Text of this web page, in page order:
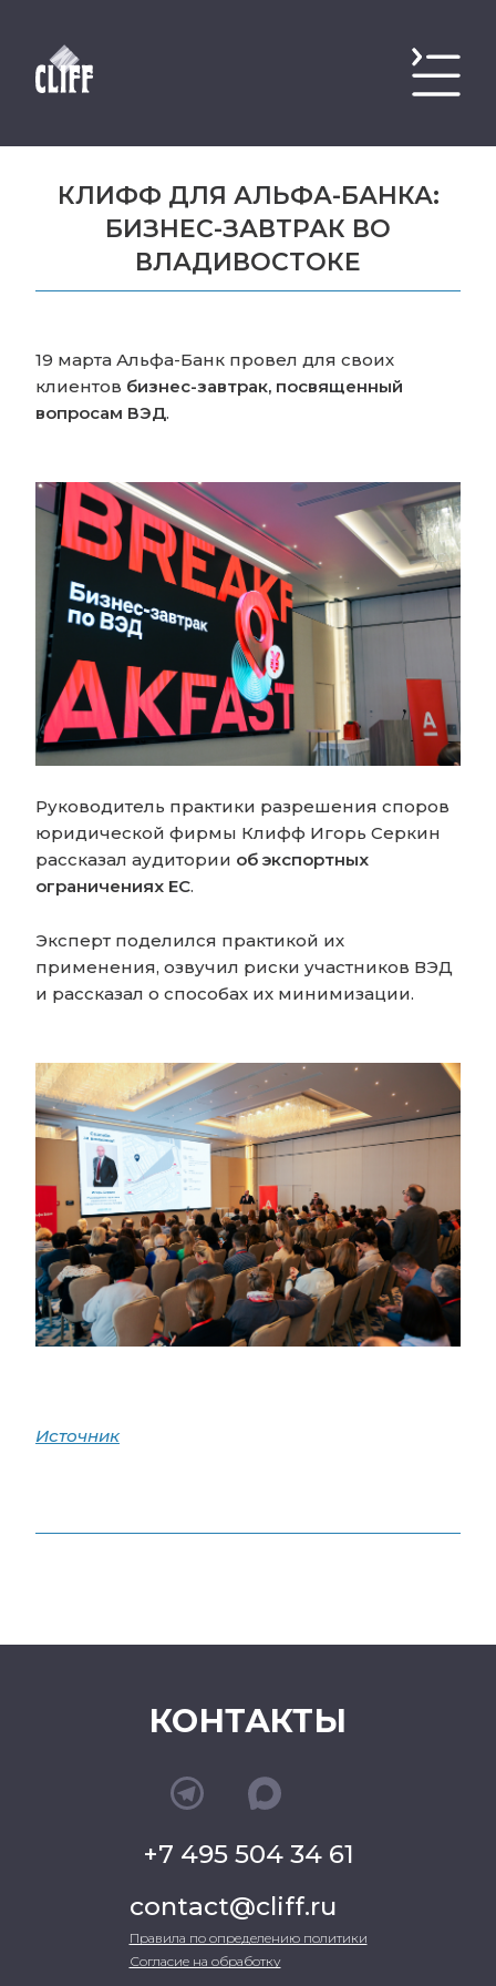
КЛИФФ ДЛЯ АЛЬФА-БАНКА:
БИЗНЕС-ЗАВТРАК ВО
ВЛАДИВОСТОКЕ
19 марта Альфа-Банк провел для своих
клиентов бизнес-завтрак, посвященный
вопросам ВЭД.
Руководитель практики разрешения споров
юридической фирмы Клифф Игорь Серкин
рассказал аудитории об экспортных
ограничениях ЕС.
Эксперт поделился практикой их
применения, озвучил риски участников ВЭД
и рассказал о способах их минимизации.
Источник
КОНТАКТЫ
+7 495 504 34 61
contact@cliff.ru
Правила по определению политики
Согласие на обработку